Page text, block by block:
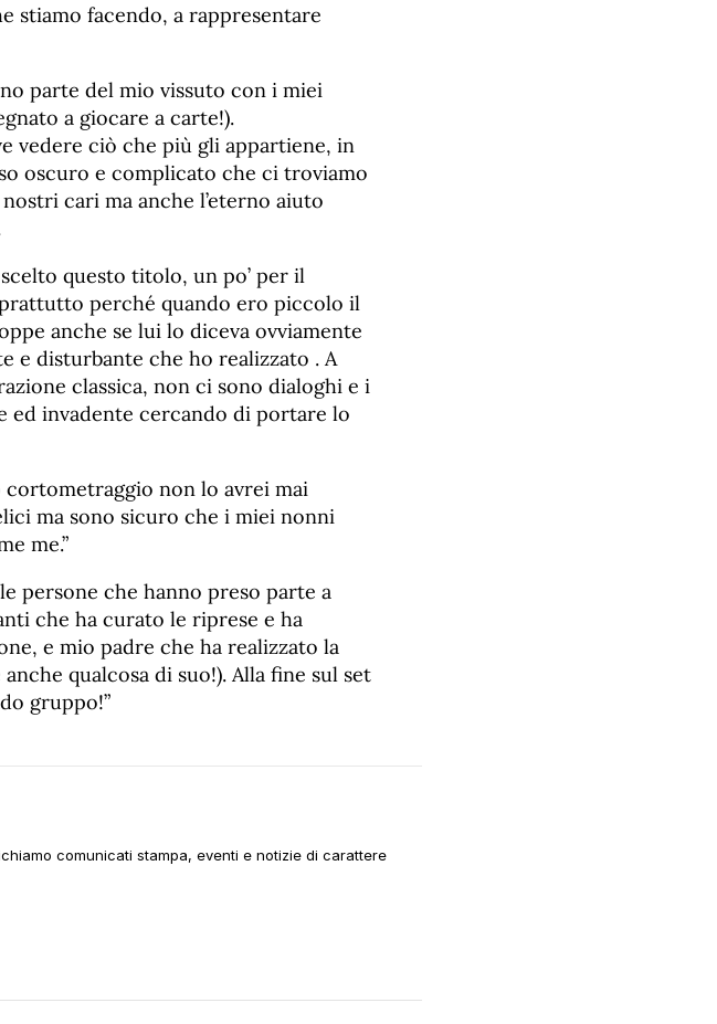
facendo, a rappresentare
parte del mio vissuto con i miei
a giocare a carte!).
vedere ciò che più gli appartiene, in
oscuro e complicato che ci troviamo
cari ma anche l’eterno aiuto
questo titolo, un po’ per il
perché quando ero piccolo il
anche se lui lo diceva ovviamente
e disturbante che ho realizzato . A
classica, non ci sono dialoghi e i
ed invadente cercando di portare lo
cortometraggio non lo avrei mai
ma sono sicuro che i miei nonni
me.”
persone che hanno preso parte a
che ha curato le riprese e ha
e mio padre che ha realizzato la
qualcosa di suo!). Alla fine sul set
gruppo!”
comunicati stampa, eventi e notizie di carattere